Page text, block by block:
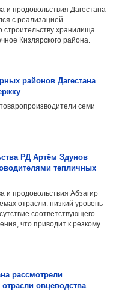
и продовольствия Дагестана
с реализацией
строительству хранилища
Кизлярского района.
районов Дагестана
семи
РД Артём Здунов
тепличных
и продовольствия Абзагир
отрасли: низкий уровень
соответствующего
что приводит к резкому
рассмотрели
овцеводства